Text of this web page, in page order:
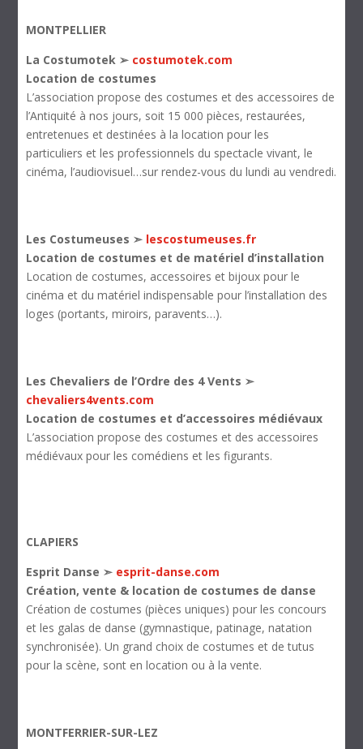
MONTPELLIER
La Costumotek ➢ costumotek.com
Location de costumes
L’association propose des costumes et des accessoires de
l’Antiquité à nos jours, soit 15 000 pièces, restaurées,
entretenues et destinées à la location pour les
particuliers et les professionnels du spectacle vivant, le
cinéma, l’audiovisuel…sur rendez-vous du lundi au vendredi.
Les Costumeuses ➣ lescostumeuses.fr
Location de costumes et de matériel d’installation
Location de costumes, accessoires et bijoux pour le
cinéma et du matériel indispensable pour l’installation des
loges (portants, miroirs, paravents…).
Les Chevaliers de l’Ordre des 4 Vents ➣
chevaliers4vents.com
Location de costumes et d’accessoires médiévaux
L’association propose des costumes et des accessoires
médiévaux pour les comédiens et les figurants.
CLAPIERS
Esprit Danse ➣ esprit-danse.com
Création, vente & location de costumes de danse
Création de costumes (pièces uniques) pour les concours
et les galas de danse (gymnastique, patinage, natation
synchronisée). Un grand choix de costumes et de tutus
pour la scène, sont en location ou à la vente.
MONTFERRIER-SUR-LEZ